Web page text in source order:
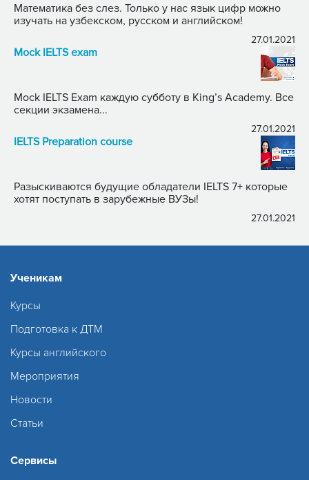
Математика без слез. Только у нас язык цифр можно
изучать на узбекском, русском и английском!
27.01.2021
Mock IELTS exam
Mock IELTS Exam каждую субботу в King’s Academy. Все
секции экзамена...
27.01.2021
IELTS Preparation course
Разыскиваются будущие обладатели IELTS 7+ которые
хотят поступать в зарубежные ВУЗы!
27.01.2021
Ученикам
Курсы
Подготовка к ДТМ
Курсы английского
Мероприятия
Новости
Статьи
Сервисы